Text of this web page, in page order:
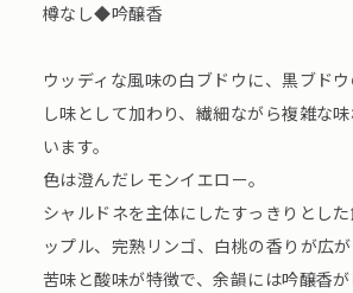
樽なし◆吟醸香
ウッディな風味の白ブドウに、黒ブド
し味として加わり、繊細ながら複雑な
います。
色は澄んだレモンイエロー。
シャルドネを主体にしたすっきりとし
ップル、完熟リンゴ、白桃の香りが広
苦味と酸味が特徴で、余韻には吟醸香